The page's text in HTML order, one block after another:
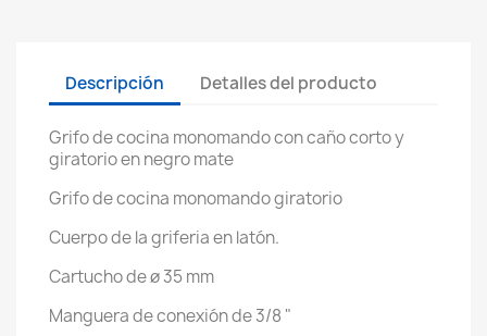
Descripción Detalles del producto
Grifo de cocina monomando con caño corto y
giratorio en negro mate
Grifo de cocina monomando giratorio
Cuerpo de la griferia en latón.
Cartucho de ø 35 mm
Manguera de conexión de 3/8 "